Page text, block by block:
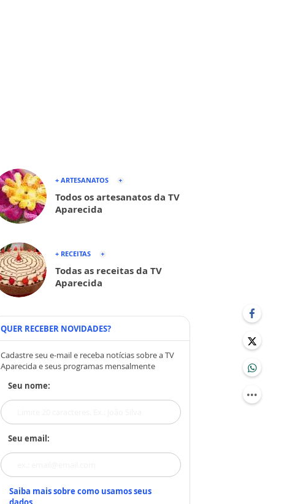
+ ARTESANATOS
Todos os artesanatos da TV
Aparecida
+ RECEITAS
Todas as receitas da TV
Aparecida
QUER RECEBER NOVIDADES?
Cadastre seu e-mail e receba notícias sobre a TV
Aparecida e seus programas mensalmente
Seu nome:
Seu email:
Saiba mais sobre como usamos seus